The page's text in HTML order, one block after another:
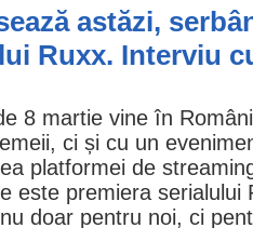
astăzi,
Ruxx. Interviu
8 martie vine în
ci și cu un
platformei de
este premiera serialului
doar pentru noi, ci